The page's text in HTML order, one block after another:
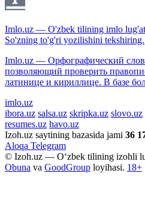
Imlo.uz — O'zbek tilining imlo
So'zning to'g'ri yozilishini tekshiring.
Imlo.uz — Орфографический
позволяющий проверить
латинице и кириллице. В базе
imlo.uz
ibora.uz salsa.uz skripka.uz slovo.uz
resumes.uz havo.uz
Izoh.uz saytining bazasida jami 36
Aloqa Telegram
© Izoh.uz — O‘zbek tilining izohli
Obuna va GoodGroup loyihasi. 18+